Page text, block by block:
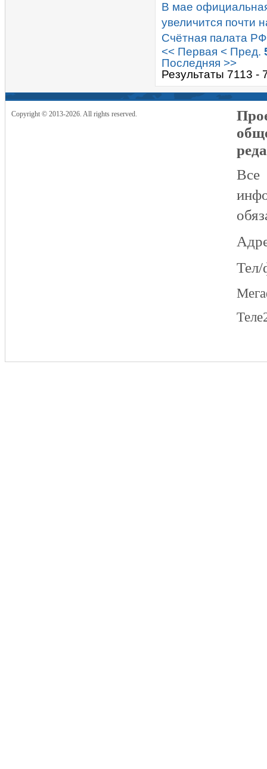
В мае
увеличится почти
Счётная палата
<< Первая < Пред.
Последняя >>
Результаты 7113 -
Copyright © 2013-2026. All rights reserved.